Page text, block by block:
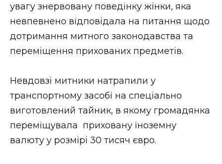
ФОТО
ВІДЕО
увагу знервовану поведінку жінки, яка
невпевнено відповідала на питання щодо
дотримання митного законодавства та
переміщення прихованих предметів.
Невдовзі митники натрапили у
транспортному засобі на спеціально
виготовлений тайник, в якому громадянка
переміщувала приховану іноземну
валюту у розмірі 30 тисяч євро.